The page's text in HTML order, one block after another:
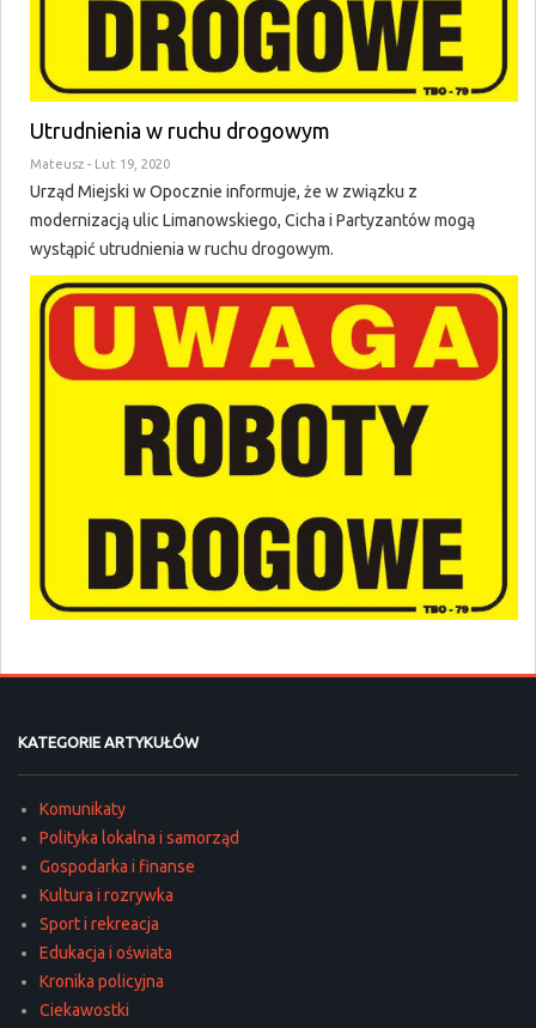
Utrudnienia w ruchu drogowym
Mateusz - Lut 19, 2020
Urząd Miejski w Opocznie informuje, że w związku z
modernizacją ulic Limanowskiego, Cicha i Partyzantów mogą
wystąpić utrudnienia w ruchu drogowym.
KATEGORIE ARTYKUŁÓW
Komunikaty
Polityka lokalna i samorząd
Gospodarka i finanse
Kultura i rozrywka
Sport i rekreacja
Edukacja i oświata
Kronika policyjna
Ciekawostki